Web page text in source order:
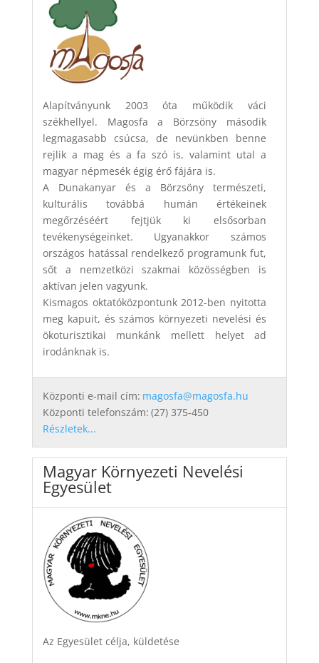
Alapítványunk 2003 óta működik váci
székhellyel. Magosfa a Börzsöny második
legmagasabb csúcsa, de nevünkben benne
rejlik a mag és a fa szó is, valamint utal a
magyar népmesék égig érő fájára is.
A Dunakanyar és a Börzsöny természeti,
kulturális továbbá humán értékeinek
megőrzéséért fejtjük ki elsősorban
tevékenységeinket. Ugyanakkor számos
országos hatással rendelkező programunk fut,
sőt a nemzetközi szakmai közösségben is
aktívan jelen vagyunk.
Kismagos oktatóközpontunk 2012-ben nyitotta
meg kapuit, és számos környezeti nevelési és
ökoturisztikai munkánk mellett helyet ad
irodánknak is.
Központi e-mail cím: magosfa@magosfa.hu
Központi telefonszám: (27) 375-450
Részletek...
Magyar Környezeti Nevelési
Egyesület
Az Egyesület célja, küldetése